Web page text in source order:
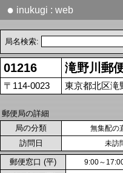
● inukugi : web
局名検索:
01216 滝野川郵
〒114-0023 東京都北区滝
郵便局の詳細
局の分類
無集配の
訪問日 未訪
郵便窓口 (平) 9:00～